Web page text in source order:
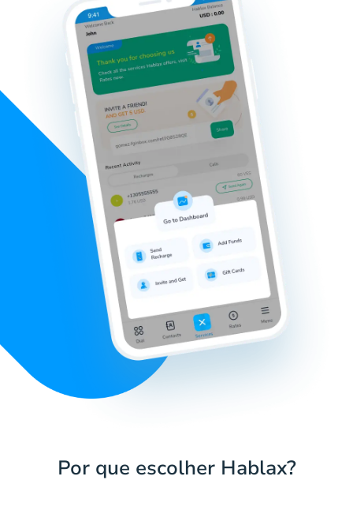
Por que escolher Hablax?